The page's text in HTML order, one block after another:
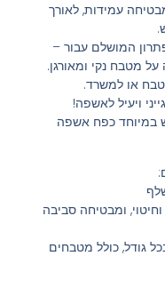
עמידות, לאורך
מטבח נקי ומאורגן.
או למשרד.
ויעיל לאשפה!
במיוחד כפח אשפה
ומבטיחה סביבה
גודל, כולל מטבחים